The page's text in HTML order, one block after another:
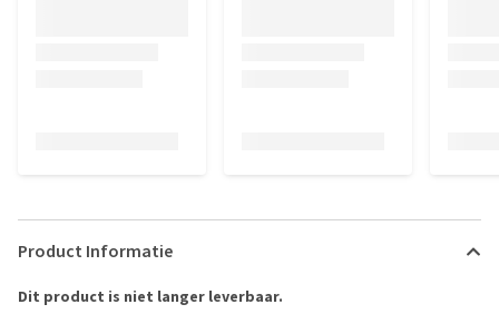
Product Informatie
Dit product is niet langer leverbaar.